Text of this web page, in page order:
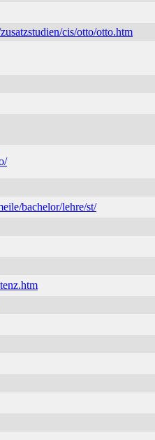
cis/otto/otto.htm
bachelor/lehre/st/